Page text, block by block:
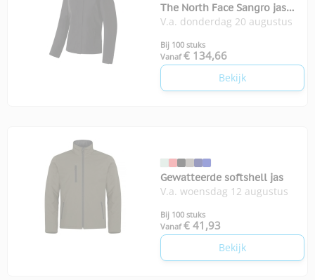
The North Face Sangro jas
dames
V.a. donderdag 20 augustus
Bij 100 stuks
Vanaf € 134,66
Bekijk
Gewatteerde softshell jas
V.a. woensdag 12 augustus
Bij 100 stuks
Vanaf € 41,93
Bekijk